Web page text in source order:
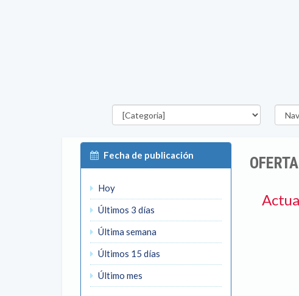
Categorías
Fecha de publicación
Hoy
Últimos 3 días
Última semana
Últimos 15 días
Último mes